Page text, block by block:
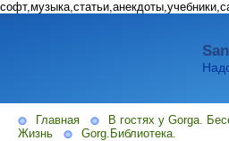
Главная В гостях у Gorga.
Жизнь
Gorg.Библиотека.